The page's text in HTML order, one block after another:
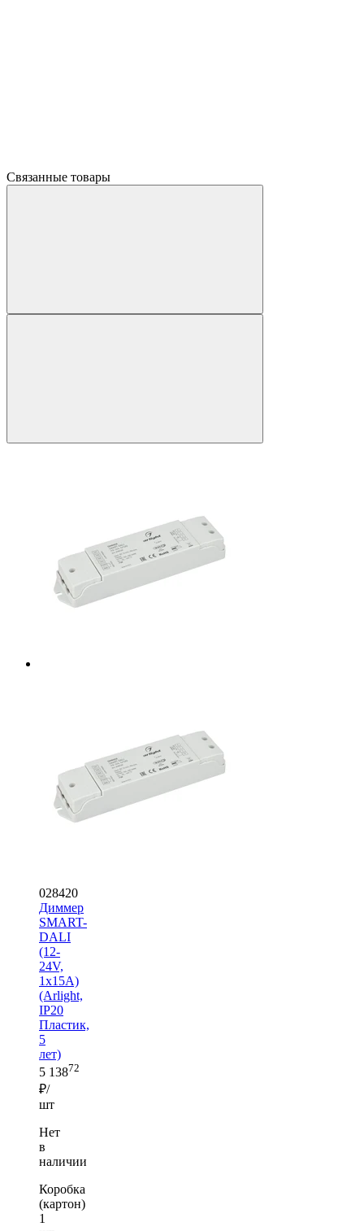
Связанные товары
028420
Диммер
SMART-
DALI
(12-
24V,
1x15A)
(Arlight,
IP20
Пластик,
5
лет)
5 13872
₽/
шт
Нет
в
наличии
Коробка
(картон)
1